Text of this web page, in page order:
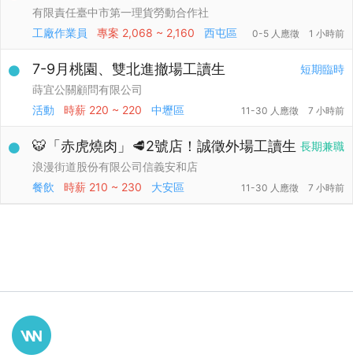
有限責任臺中市第一理貨勞動合作社
工廠作業員
專案 2,068 ~ 2,160 西屯區 0-5 人應徵 1 小時前
短期臨時
7-9月桃園、雙北進撤場工讀生
蒔宜公關顧問有限公司
活動
時薪 220 ~ 220 中壢區 11-30 人應徵 7 小時前
長期兼職
🐯「赤虎燒肉」🥩2號店！誠徵外場工讀生
浪漫街道股份有限公司信義安和店
餐飲
時薪 210 ~ 230 大安區 11-30 人應徵 7 小時前